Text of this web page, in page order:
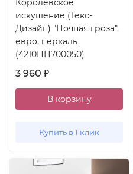
искушение (Текс-
Дизайн) "Ночная гроза",
евро, перкаль
(4210ПН700050)
3 960 ₽
В корзину
Купить в 1 клик